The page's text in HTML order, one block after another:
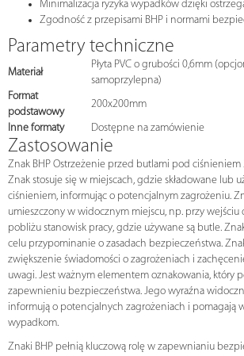
Minimalizacja ryzyka wypadków dzięki
Zgodność z przepisami BHP i normami
Parametry techniczne
Materiał
Płyta PVC o grubości 0,6mm
samoprzylepna)
Format
podstawowy
200x200mm
Inne formaty
Dostępne na zamówienie
Zastosowanie
Znak BHP Ostrzeżenie przed butlami pod ciśnieniem
Znak stosuje się w miejscach, gdzie składowane lub
ciśnieniem, informując o potencjalnym zagrożeniu.
umieszczony w widocznym miejscu, np. przy
pobliżu stanowisk pracy, gdzie używane są butle.
celu przypominanie o zasadach bezpieczeństwa.
zwiększenie świadomości o zagrożeniach i
uwagi. Jest ważnym elementem oznakowania, który
zapewnieniu bezpieczeństwa. Jego wyraźna
informują o potencjalnych zagrożeniach i pomagają
wypadkom.
Znaki BHP pełnią kluczową rolę w zapewnianiu